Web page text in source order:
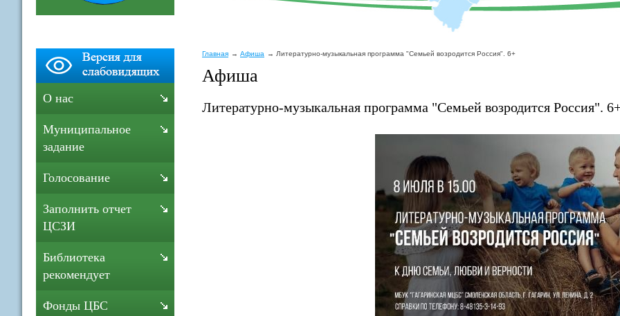
Главная Афиша Литературно-музыкальная программа "Семьей возродится Россия". 6+
Афиша
Литературно-музыкальная программа "Семьей возродится Россия".
О нас
Муниципальное
задание
Голосование
Заполнить отчет
ЦСЗИ
Библиотека
рекомендует
Фонды ЦБС